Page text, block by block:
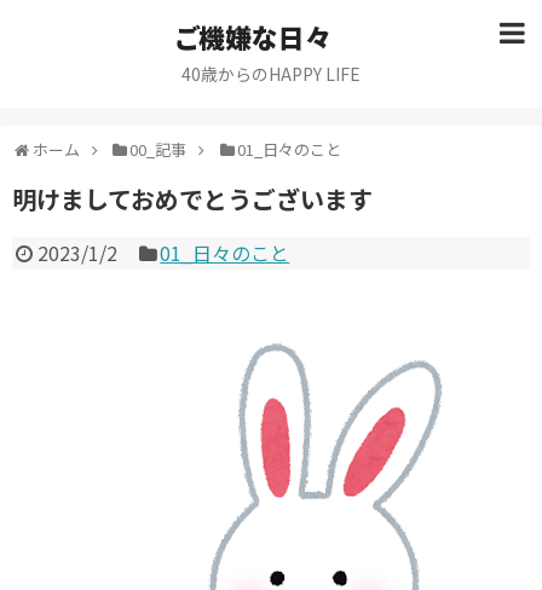
ご機嫌な日々
40歳からのHAPPY LIFE
ホーム 00_記事 01_日々のこと
明けましておめでとうございます
2023/1/2 01_日々のこと